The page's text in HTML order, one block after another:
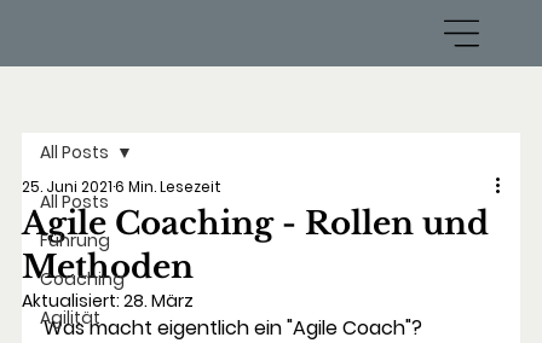
All Posts
Führung
Coaching
Agilität
All Posts
Agile Coaching - Rollen und
Methoden
25. Juni 20216 Min. Lesezeit
Aktualisiert: 28. März
Was macht eigentlich ein "Agile Coach"?